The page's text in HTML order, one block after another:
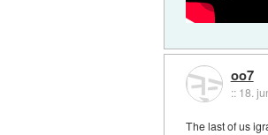
oo7
:: 18.
The last of us